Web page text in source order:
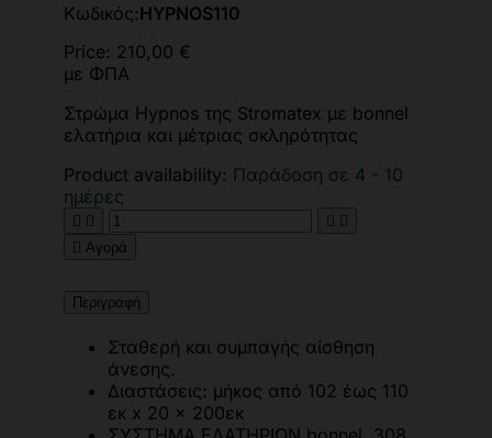
Κωδικός:HYPNOS110
Price: 210,00 €
με ΦΠΑ
Στρώμα Hypnos της Stromatex με bonnel
ελατήρια και μέτριας σκληρότητας
Product availability: Παράδοση σε 4 - 10
ημέρες
   
 Αγορά
Περιγραφή
Σταθερή και συμπαγής αίσθηση
άνεσης.
Διαστάσεις: μήκος από 102 έως 110
εκ x 20 x 200εκ